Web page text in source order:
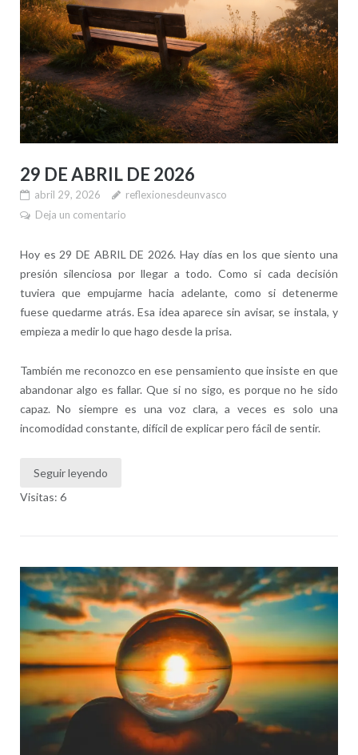
29 DE ABRIL DE 2026
abril 29, 2026
reflexionesdeunvasco
Deja un comentario
Hoy es 29 DE ABRIL DE 2026. Hay días en los que siento una
presión silenciosa por llegar a todo. Como si cada decisión
tuviera que empujarme hacia adelante, como si detenerme
fuese quedarme atrás. Esa idea aparece sin avisar, se instala, y
empieza a medir lo que hago desde la prisa.
También me reconozco en ese pensamiento que insiste en que
abandonar algo es fallar. Que si no sigo, es porque no he sido
capaz. No siempre es una voz clara, a veces es solo una
incomodidad constante, difícil de explicar pero fácil de sentir.
Seguir leyendo
Visitas: 6